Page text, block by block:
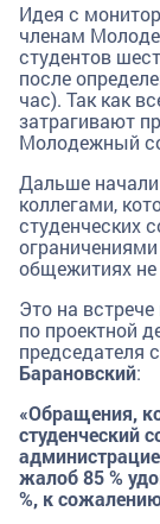
Идея с
членам
студентов
после
час). Так как
затрагивают
Молодежный
Дальше
коллегами,
студенческих
общежитиях
Это на
по проектной
председателя
Барановский:
«Обращения,
студенческий
жалоб 85 %
%, к